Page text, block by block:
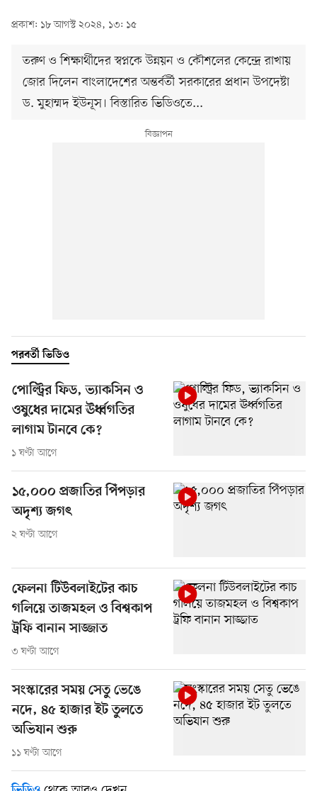
প্রকাশ: ১৮ আগস্ট ২০২৪, ১৩: ১৫
তরুণ ও শিক্ষার্থীদের স্বপ্নকে উন্নয়ন ও কৌশলের কেন্দ্রে রাখায়
জোর দিলেন বাংলাদেশের অন্তর্বর্তী সরকারের প্রধান উপদেষ্টা
ড. মুহাম্মদ ইউনূস। বিস্তারিত ভিডিওতে...
পরবর্তী ভিডিও
পোল্ট্রির ফিড, ভ্যাকসিন ও
ওষুধের দামের ঊর্ধ্বগতির
লাগাম টানবে কে?
১ ঘণ্টা আগে
১৫,০০০ প্রজাতির পিঁপড়ার
অদৃশ্য জগৎ
২ ঘণ্টা আগে
ফেলনা টিউবলাইটের কাচ
গলিয়ে তাজমহল ও বিশ্বকাপ
ট্রফি বানান সাজ্জাত
৩ ঘণ্টা আগে
সংস্কারের সময় সেতু ভেঙে
নদে, ৪৫ হাজার ইট তুলতে
অভিযান শুরু
১১ ঘণ্টা আগে